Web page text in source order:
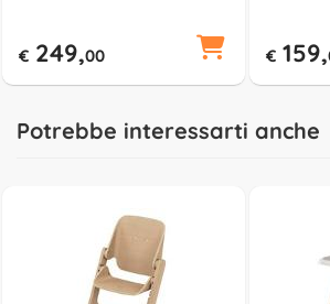
€ 249,00 € 159,
Potrebbe interessarti anche